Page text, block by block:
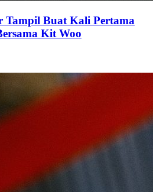
Tampil Buat Kali Pertama
Kit Woo